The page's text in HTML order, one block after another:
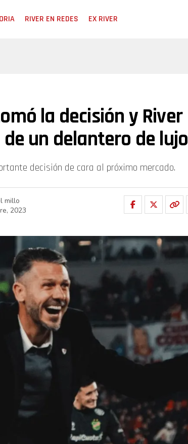
RIVER EN REDES EX RIVER
la decisión y River
un delantero de lujo
decisión de cara al próximo mercado.
millo
2023